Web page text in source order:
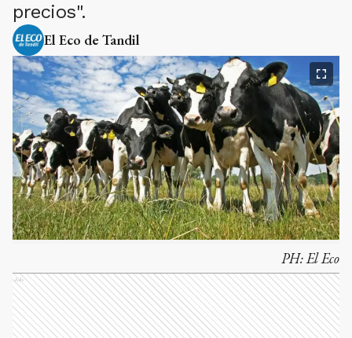
precios".
El Eco de Tandil
PH:El Eco
Ads